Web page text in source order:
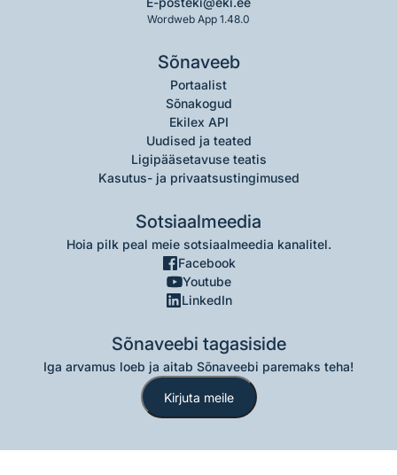
Wordweb App 1.48.0
Sõnaveeb
Portaalist
Sõnakogud
Ekilex API
Uudised ja teated
Ligipääsetavuse teatis
Kasutus- ja privaatsustingimused
Sotsiaalmeedia
Hoia pilk peal meie sotsiaalmeedia kanalitel.
Facebook
Youtube
LinkedIn
Sõnaveebi tagasiside
Iga arvamus loeb ja aitab Sõnaveebi paremaks teha!
Kirjuta meile